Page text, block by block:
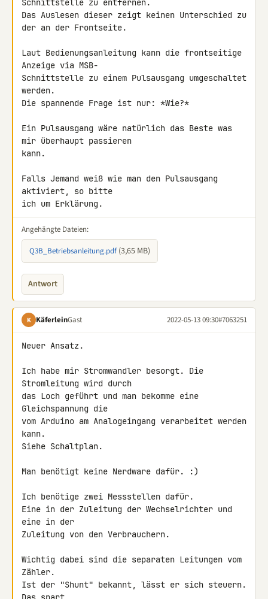
Schnittstelle zu entfernen.
Das Auslesen dieser zeigt keinen Unterschied zu
der an der Frontseite.
Laut Bedienungsanleitung kann die frontseitige
Anzeige via MSB-
Schnittstelle zu einem Pulsausgang umgeschaltet
werden.
Die spannende Frage ist nur: *Wie?*
Ein Pulsausgang wäre natürlich das Beste was
mir überhaupt passieren
kann.
Falls Jemand weiß wie man den Pulsausgang
aktiviert, so bitte
ich um Erklärung.
Angehängte Dateien:
Q3B_Betriebsanleitung.pdf (3,65 MB)
Antwort
K KäferleinGast 2022-05-13 09:30#7063251
Neuer Ansatz.
Ich habe mir Stromwandler besorgt. Die
Stromleitung wird durch
das Loch geführt und man bekomme eine
Gleichspannung die
vom Arduino am Analogeingang verarbeitet werden
kann.
Siehe Schaltplan.
Man benötigt keine Nerdware dafür. :)
Ich benötige zwei Messstellen dafür.
Eine in der Zuleitung der Wechselrichter und
eine in der
Zuleitung von den Verbrauchern.
Wichtig dabei sind die separaten Leitungen vom
Zähler.
Ist der "Shunt" bekannt, lässt er sich steuern.